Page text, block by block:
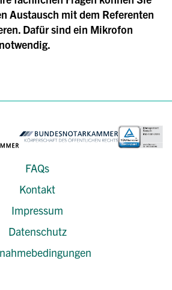
Austausch mit dem Referenten
Dafür sind ein Mikrofon
FAQs
Kontakt
Impressum
Datenschutz